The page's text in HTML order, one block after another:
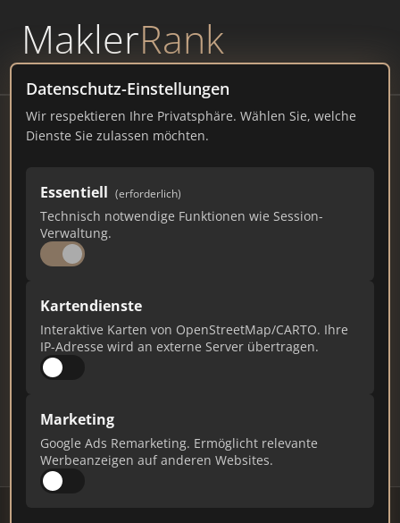
MaklerRank
powered byWAVEPOINT
Datenschutz-Einstellungen
Wir respektieren Ihre Privatsphäre. Wählen Sie, welche
Dienste Sie zulassen möchten.
Essentiell (erforderlich)
Technisch notwendige Funktionen wie Session-
Verwaltung.
Kartendienste
Interaktive Karten von OpenStreetMap/CARTO. Ihre
IP-Adresse wird an externe Server übertragen.
Marketing
Google Ads Remarketing. Ermöglicht relevante
Werbeanzeigen auf anderen Websites.
Jansen Immobilien | Bonn
immojansen.de
165 4 3
Ist das Ihr Unternehmen?
Verifizieren Sie Ihr Profil, bearbeiten Sie Ihre
Daten und erhalten Sie monatliche Ranking-
Profil beanspruchen